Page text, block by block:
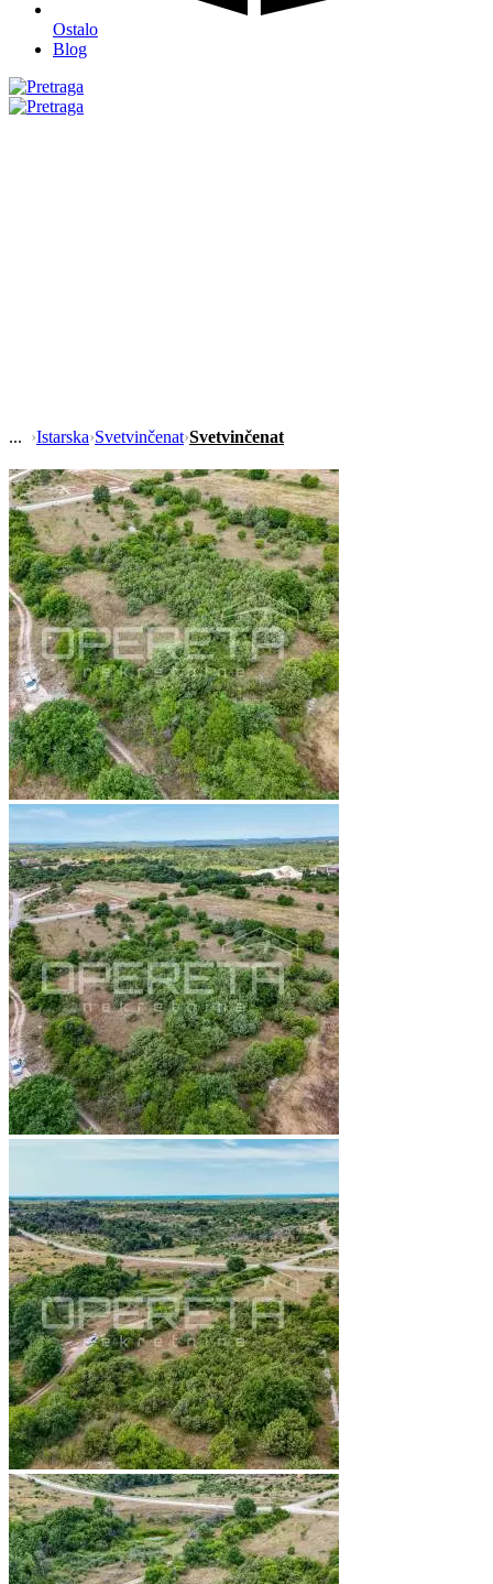
Ostalo
Blog
›Istarska›Svetvinčenat›Svetvinčenat